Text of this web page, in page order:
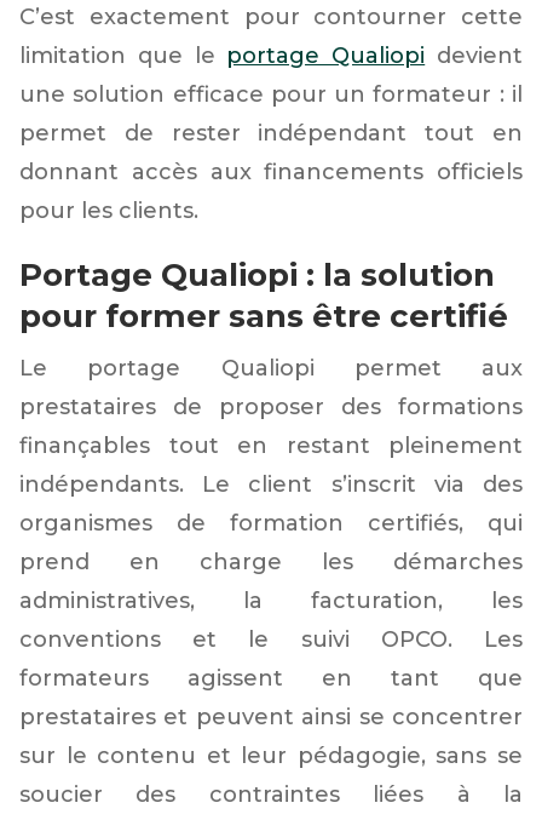
C’est exactement pour contourner cette
limitation que le portage Qualiopi devient
une solution efficace pour un formateur : il
permet de rester indépendant tout en
donnant accès aux financements officiels
pour les clients.
Portage Qualiopi : la solution
pour former sans être certifié
Le portage Qualiopi permet aux
prestataires de proposer des formations
finançables tout en restant pleinement
indépendants. Le client s’inscrit via des
organismes de formation certifiés, qui
prend en charge les démarches
administratives, la facturation, les
conventions et le suivi OPCO. Les
formateurs agissent en tant que
prestataires et peuvent ainsi se concentrer
sur le contenu et leur pédagogie, sans se
soucier des contraintes liées à la